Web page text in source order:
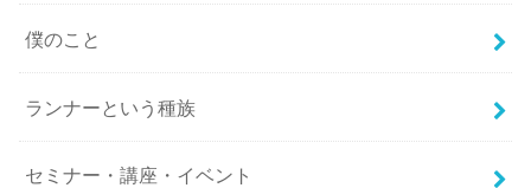
僕のこと
ランナーという種族
セミナー・講座・イベント